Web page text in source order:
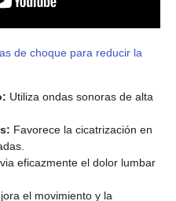
de choque para reducir la
Utiliza ondas sonoras de alta
Favorece la cicatrización en
eficazmente el dolor lumbar
el movimiento y la